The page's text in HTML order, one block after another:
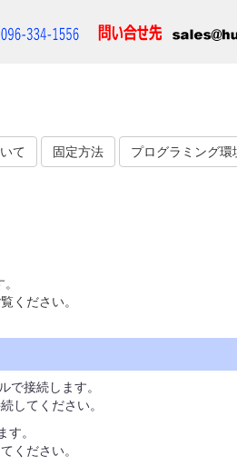
て 固定方法 プログラミング環
ください。
で接続します。
してください。
。
ください。